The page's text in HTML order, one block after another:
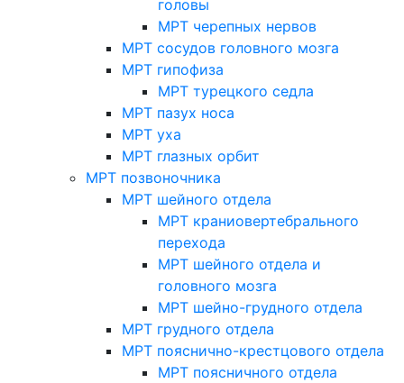
головы
МРТ черепных нервов
МРТ сосудов головного мозга
МРТ гипофиза
МРТ турецкого седла
МРТ пазух носа
МРТ уха
МРТ глазных орбит
МРТ позвоночника
МРТ шейного отдела
МРТ краниовертебрального
перехода
МРТ шейного отдела и
головного мозга
МРТ шейно-грудного отдела
МРТ грудного отдела
МРТ пояснично-крестцового отдела
МРТ поясничного отдела